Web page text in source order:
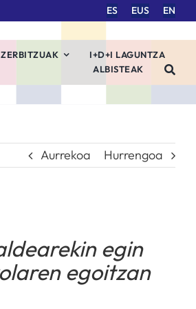
ES EUS EN
ZERBITZUAK
I+D+I LAGUNTZA
ALBISTEAK
Aurrekoa Hurrengoa
egin
egoitzan